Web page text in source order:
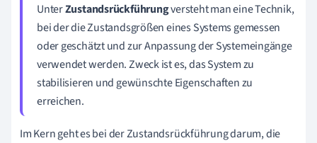
UnterZustandsrückführungversteht man eine Technik,
bei der die Zustandsgrößen eines Systems gemessen
oder geschätzt und zur Anpassung der Systemeingänge
verwendet werden. Zweck ist es, das System zu
stabilisieren und gewünschte Eigenschaften zu
erreichen.
Im Kern geht es bei der Zustandsrückführung darum, die